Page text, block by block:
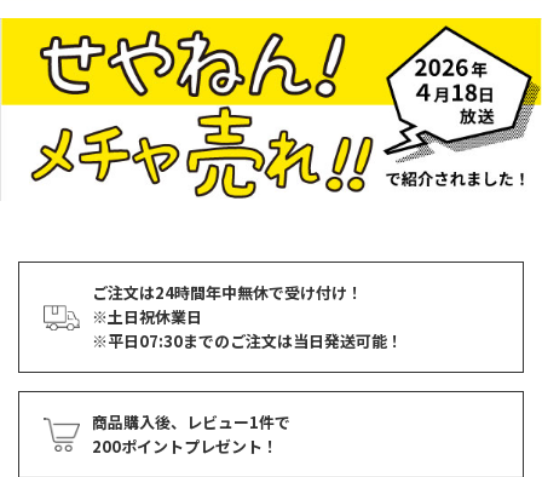
ご注文は24時間年中無休で受け付け！
※土日祝休業日
※平日07:30までのご注文は当日発送可能！
商品購入後、レビュー1件で
200ポイントプレゼント！